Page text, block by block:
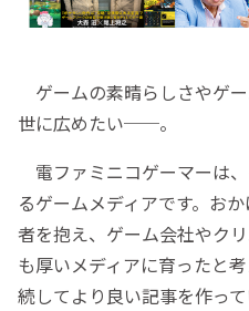
ゲームの素晴らしさやゲ
世に広めたい──。
電ファミニコゲーマーは
るゲームメディアです。お
者を抱え、ゲーム会社やク
も厚いメディアに育ったと
続してより良い記事を作っ